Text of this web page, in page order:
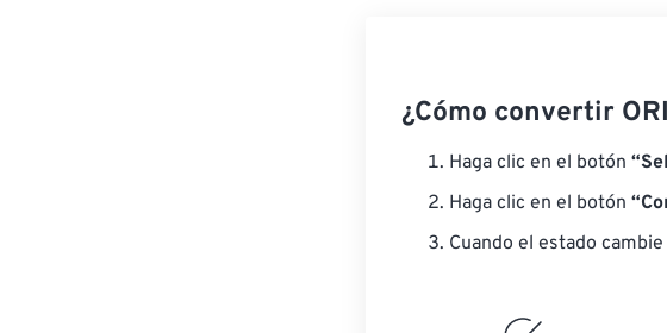
¿Cómo convertir
Haga clic en el botón
Haga clic en el botón
Cuando el estado